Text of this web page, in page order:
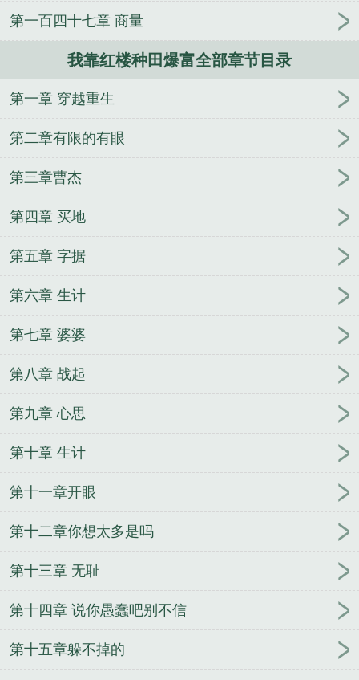
第一百四十七章 商量
我靠红楼种田爆富全部章节目录
第一章 穿越重生
第二章有限的有眼
第三章曹杰
第四章 买地
第五章 字据
第六章 生计
第七章 婆婆
第八章 战起
第九章 心思
第十章 生计
第十一章开眼
第十二章你想太多是吗
第十三章 无耻
第十四章 说你愚蠢吧别不信
第十五章躲不掉的